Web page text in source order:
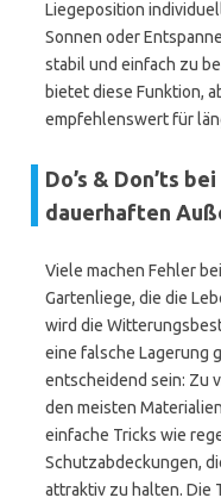
Liegeposition
Sonnen oder
stabil und einfach zu
bietet diese Funktion,
empfehlenswert für
Do’s & Don’ts
dauerhaften
Viele machen Fehler
Gartenliege, die die
wird die
eine falsche Lagerung
entscheidend sein: Zu
den meisten
einfache Tricks wie
Schutzabdeckungen,
attraktiv zu halten. Die